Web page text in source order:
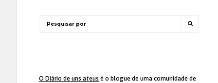
O Diário de uns ateus é o blogue de uma comunidade de